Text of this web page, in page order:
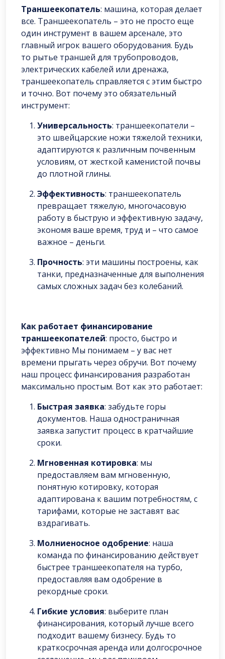
Траншеекопатель: машина, которая делает
все. Траншеекопатель – это не просто еще
один инструмент в вашем арсенале, это
главный игрок вашего оборудования. Будь
то рытье траншей для трубопроводов,
электрических кабелей или дренажа,
траншеекопатель справляется с этим быстро
и точно. Вот почему это обязательный
инструмент:
Универсальность: траншеекопатели –
это швейцарские ножи тяжелой техники,
адаптируются к различным почвенным
условиям, от жесткой каменистой почвы
до плотной глины.
Эффективность: траншеекопатель
превращает тяжелую, многочасовую
работу в быструю и эффективную задачу,
экономя ваше время, труд и – что самое
важное – деньги.
Прочность: эти машины построены, как
танки, предназначенные для выполнения
самых сложных задач без колебаний.
Как работает финансирование
траншеекопателей: просто, быстро и
эффективно Мы понимаем – у вас нет
времени прыгать через обручи. Вот почему
наш процесс финансирования разработан
максимально простым. Вот как это работает:
Быстрая заявка: забудьте горы
документов. Наша одностраничная
заявка запустит процесс в кратчайшие
сроки.
Мгновенная котировка: мы
предоставляем вам мгновенную,
понятную котировку, которая
адаптирована к вашим потребностям, с
тарифами, которые не заставят вас
вздрагивать.
Молниеносное одобрение: наша
команда по финансированию действует
быстрее траншеекопателя на турбо,
предоставляя вам одобрение в
рекордные сроки.
Гибкие условия: выберите план
финансирования, который лучше всего
подходит вашему бизнесу. Будь то
краткосрочная аренда или долгосрочное